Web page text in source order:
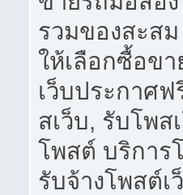
รวมของสะส
ให้เลือกซื้อขา
เว็บประกาศฟ
สเว็บ, รับโพส
โพสต์ บริการ
รับจ้างโพสต์เ